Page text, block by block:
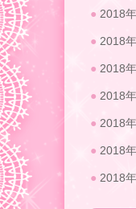
2018
2018
2018
2018
2018
2018
2018